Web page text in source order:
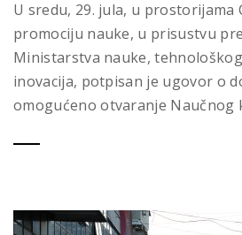
U sredu, 29. jula, u prostorijama
promociju nauke, u prisustvu
Ministarstva nauke,
inovacija, potpisan je ugovor o
omogućeno otvaranje Naučnog